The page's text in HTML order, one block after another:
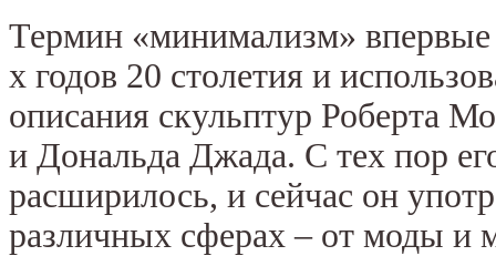
Термин «минимализм» впервые
х годов 20 столетия и
описания скульптур Роберта
и Дональда Джада. С тех пор
расширилось, и сейчас он
различных сферах – от моды и